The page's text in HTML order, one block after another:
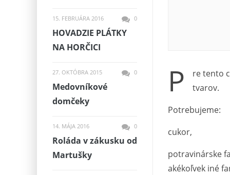
P
re tento
tvarov.
Potrebujeme:
cukor,
potravinárske
akékoľvek iné
15. FEBRUÁRA 2016 0
HOVADZIE PLÁTKY
NA HORČICI
27. OKTÓBRA 2015 0
Medovníkové
domčeky
14. MÁJA 2016 0
Roláda v zákusku od
Martušky